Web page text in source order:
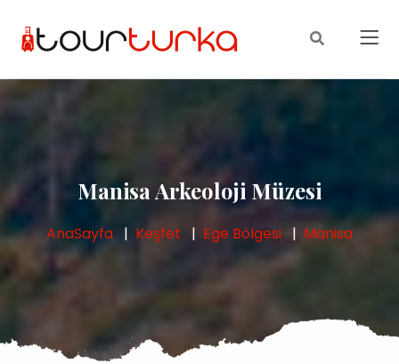
Manisa Arkeoloji Müzesi
AnaSayfa Keşfet Ege Bölgesi Manisa